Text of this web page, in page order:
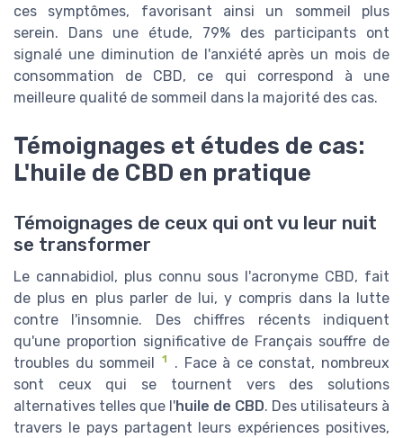
ces symptômes, favorisant ainsi un sommeil plus
serein. Dans une étude, 79% des participants ont
signalé une diminution de l'anxiété après un mois de
consommation de CBD, ce qui correspond à une
meilleure qualité de sommeil dans la majorité des cas.
Témoignages et études de cas:
L'huile de CBD en pratique
Témoignages de ceux qui ont vu leur nuit
se transformer
Le cannabidiol, plus connu sous l'acronyme CBD, fait
de plus en plus parler de lui, y compris dans la lutte
contre l'insomnie. Des chiffres récents indiquent
qu'une proportion significative de Français souffre de
troubles du sommeil
1
. Face à ce constat, nombreux
sont ceux qui se tournent vers des solutions
alternatives telles que l'huile de CBD. Des utilisateurs à
travers le pays partagent leurs expériences positives,